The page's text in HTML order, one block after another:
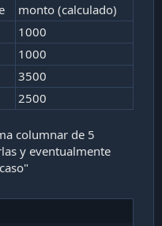
monto (calculado)
1000
1000
3500
2500
columnar de 5
y eventualmente